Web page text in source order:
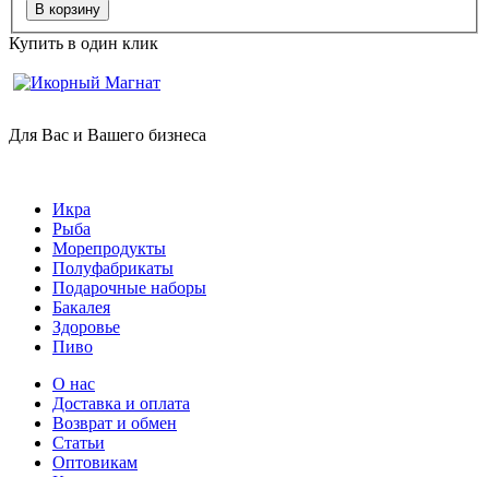
В корзину
Купить в один клик
Для Вас и Вашего бизнеса
Икра
Рыба
Морепродукты
Полуфабрикаты
Подарочные наборы
Бакалея
Здоровье
Пиво
О нас
Доставка и оплата
Возврат и обмен
Статьи
Оптовикам